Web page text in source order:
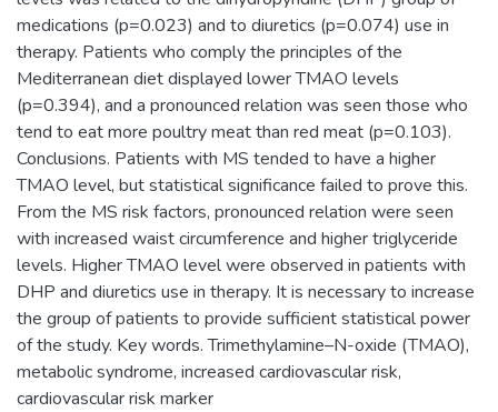
medications (p=0.023) and to diuretics (p=0.074) use in
therapy. Patients who comply the principles of the
Mediterranean diet displayed lower TMAO levels
(p=0.394), and a pronounced relation was seen those who
tend to eat more poultry meat than red meat (p=0.103).
Conclusions. Patients with MS tended to have a higher
TMAO level, but statistical significance failed to prove this.
From the MS risk factors, pronounced relation were seen
with increased waist circumference and higher triglyceride
levels. Higher TMAO level were observed in patients with
DHP and diuretics use in therapy. It is necessary to increase
the group of patients to provide sufficient statistical power
of the study. Key words. Trimethylamine–N-oxide (TMAO),
metabolic syndrome, increased cardiovascular risk,
cardiovascular risk marker